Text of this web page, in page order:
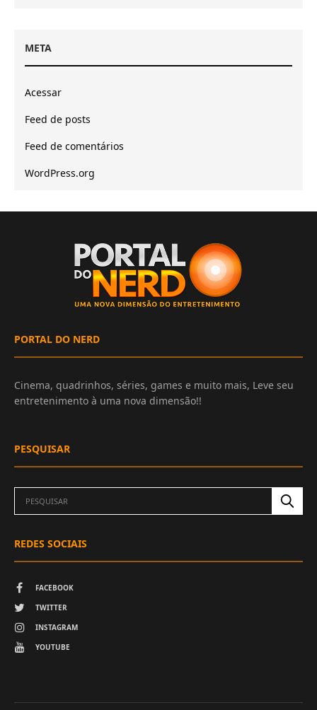
META
Acessar
Feed de posts
Feed de comentários
WordPress.org
PORTAL DO NERD
Cinema, quadrinhos, séries, games e muito mais, Leve seu
entretenimento à uma nova dimensão!!
PESQUISAR
REDES SOCIAIS
FACEBOOK
TWITTER
INSTAGRAM
YOUTUBE